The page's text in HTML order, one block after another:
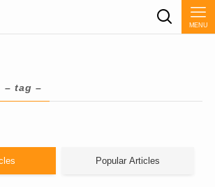
MENU
– tag –
Popular Articles